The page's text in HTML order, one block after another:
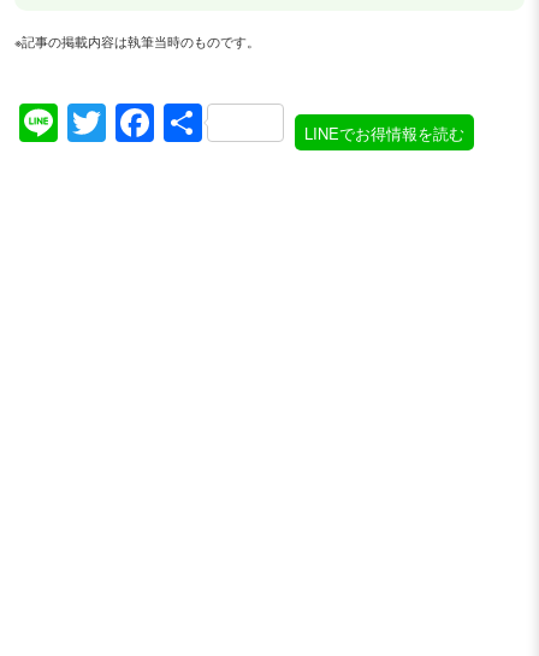
※記事の掲載内容は執筆当時のものです。
LineTwitter
Facebook
共 LINEでお得情報を読む